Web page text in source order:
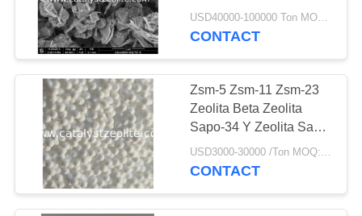
USD40000-100000 Ton MOQ:1 KG
CONTACT
Zsm-5 Zsm-11 Zsm-23
Zeolita Beta Zeolita
Sapo-34 Y Zeolita Sapo-
11 Zeolita Mcm-41
Wsparcie katalizatora
USD3000-30000 /Ton MOQ:1 kg
CONTACT